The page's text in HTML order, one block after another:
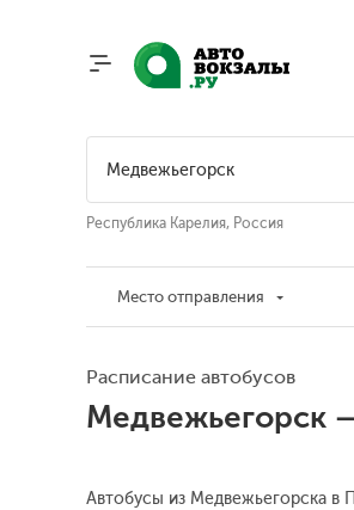
Республика Карелия, Россия
Место отправления
Расписание автобусов
Медвежьегорск
Автобусы из Медвежьегорска в